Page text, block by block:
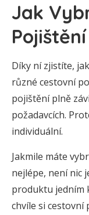
Jak
Díky ní zjistíte,
různé cestovní
pojištění plně
požadavcích.
individuální.
Jakmile máte
nejlépe, není nic
produktu jedním
chvíle si